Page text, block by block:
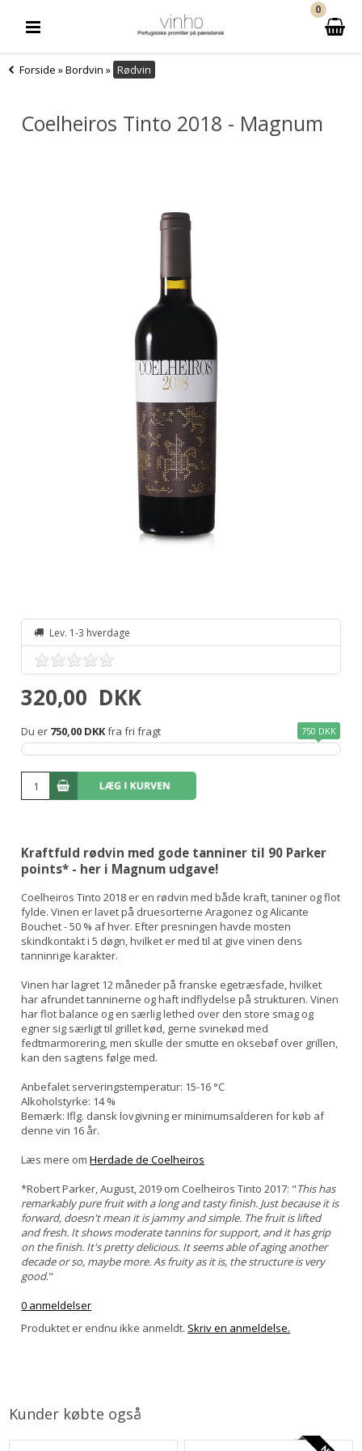
0
Forside »Bordvin » Rødvin
Coelheiros Tinto 2018 - Magnum
Lev. 1-3 hverdage
320,00 DKK
Du er 750,00 DKKfra fri fragt 750 DKK
Kraftfuld rødvin med gode tanniner til 90 Parker
points* - her i Magnum udgave!
Coelheiros Tinto 2018 er en rødvin med både kraft, taniner og flot
fylde. Vinen er lavet på druesorterne Aragonez og Alicante
Bouchet - 50 % af hver. Efter presningen havde mosten
skindkontakt i 5 døgn, hvilket er med til at give vinen dens
tanninrige karakter.
Vinen har lagret 12 måneder på franske egetræsfade, hvilket
har afrundet tanninerne og haft indflydelse på strukturen. Vinen
har flot balance og en særlig lethed over den store smag og
egner sig særligt til grillet kød, gerne svinekød med
fedtmarmorering, men skulle der smutte en oksebøf over grillen,
kan den sagtens følge med.
Anbefalet serveringstemperatur: 15-16 °C
Alkoholstyrke: 14 %
Bemærk: Iflg. dansk lovgivning er minimumsalderen for køb af
denne vin 16 år.
Læs mere omHerdade de Coelheiros
*Robert Parker, August, 2019 om Coelheiros Tinto 2017: "This has
remarkably pure fruit with a long and tasty finish. Just because it is
forward, doesn't mean it is jammy and simple. The fruit is lifted
and fresh. It shows moderate tannins for support, and it has grip
on the finish. It's pretty delicious. It seems able of aging another
decade or so, maybe more. As fruity as it is, the structure is very
good."
0 anmeldelser
Produktet er endnu ikke anmeldt. Skriv en anmeldelse.
Kunder købte også